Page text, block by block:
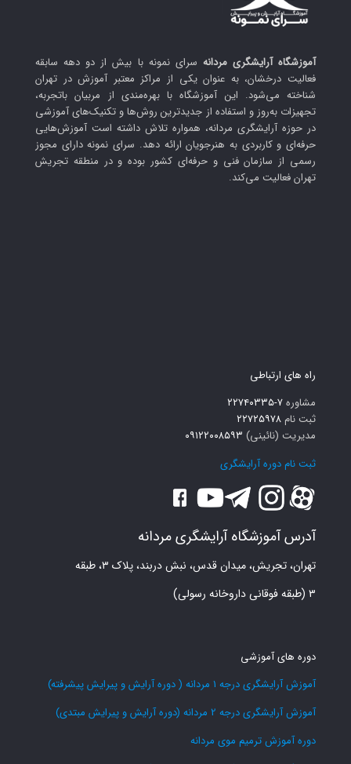
آموزشگاه آرایشگری مردانه سرای نمونه با بیش از دو دهه سابقه
فعالیت درخشان، به عنوان یکی از مراکز معتبر آموزش در تهران
شناخته می‌شود. این آموزشگاه با بهره‌مندی از مربیان باتجربه،
تجهیزات به‌روز و استفاده از جدیدترین روش‌ها و تکنیک‌های آموزشی
در حوزه آرایشگری مردانه، همواره تلاش داشته است آموزش‌هایی
حرفه‌ای و کاربردی به هنرجویان ارائه دهد. سرای نمونه دارای مجوز
رسمی از سازمان فنی و حرفه‌ای کشور بوده و در منطقه تجریش
تهران فعالیت می‌کند.
راه های ارتباطی
مشاوره۷-۲۲۷۴۰۳۳۵
ثبت نام ۲۲۷۲۵۹۷۸
مدیریت (نائینی) ۰۹۱۲۲۰۰۸۵۹۳
ثبت نام دوره آرایشگری
آدرس آموزشگاه آرایشگری مردانه
تهران، تجریش، میدان قدس، نبش دربند، پلاک ۳، طبقه
۳ (طبقه فوقانی داروخانه رسولی)
دوره های آموزشی
آموزش آرایشگری درجه 1 مردانه ( دوره آرایش و پیرایش پیشرفته)
آموزش آرایشگری درجه 2 مردانه (دوره آرایش و پیرایش مبتدی)
دوره آموزش ترمیم موی مردانه